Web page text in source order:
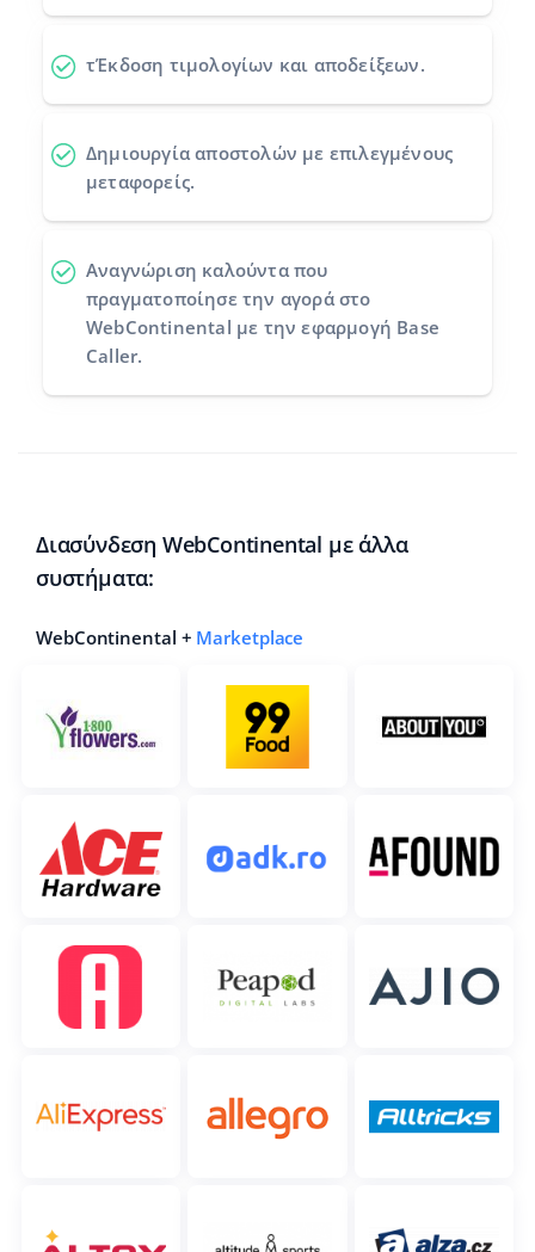
τΈκδοση τιμολογίων και αποδείξεων.
Δημιουργία αποστολών με επιλεγμένους
μεταφορείς.
Αναγνώριση καλούνταπου
πραγματοποίησε την αγορά στο
WebContinental με την εφαρμογή Base
Caller.
Διασύνδεση WebContinental με άλλα
συστήματα:
WebContinental + Marketplace